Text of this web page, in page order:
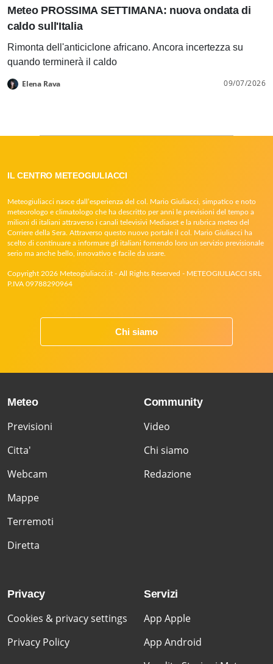
Meteo PROSSIMA SETTIMANA: nuova ondata di
caldo sull'Italia
Rimonta dell'anticiclone africano. Ancora incertezza su
quando terminerà il caldo
Elena Rava 09/07/2026
IL CENTRO METEOGIULIACCI
Meteogiuliacci nasce dall’esperienza del col. Mario Giuliacci, simpatico e noto
meteorologo e climatologo che ha descritto per anni le previsioni del tempo a
milioni di italiani attraverso i canali televisivi Mediaset e la rubrica meteo del
Corriere della Sera. Attraverso questo nuovo portale il col. Mario Giuliacci ha
scelto di continuare a informare gli italiani fornendo loro un servizio previsionale
serio ma anche bello, innovativo e facile da usare.
Copyright 2026 Meteogiuliacci.it - All Rights Reserved - METEOGIULIACCI SRL
P.IVA 09788290964
Chi siamo
Meteo
Previsioni
Citta'
Webcam
Mappe
Terremoti
Diretta
Community
Video
Chi siamo
Redazione
Privacy
Cookies & privacy settings
Privacy Policy
Servizi
App Apple
App Android